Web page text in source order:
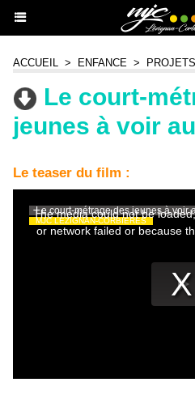
ACCUEIL > ENFANCE >
Le court-
jeunes à voir
Le teaser du film :